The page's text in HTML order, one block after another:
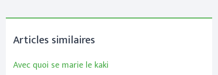
Articles similaires
Avec quoi se marie le kaki